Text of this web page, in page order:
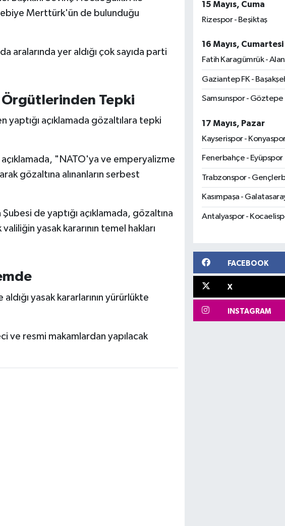
Merttürk'ün de bulunduğu
aralarında yer aldığı çok sayıda parti
Tepki
açıklamada gözaltılara tepki
açıklamada, "NATO'ya ve emperyalizme
gözaltına alınanların serbest
de yaptığı açıklamada, gözaltına
yasak kararının temel hakları
yasak kararlarının yürürlükte
ve resmi makamlardan yapılacak
15 Mayıs, Cuma
Rizespor - Beşiktaş
16 Mayıs, Cumartesi
Fatih Karagümrük -
Gaziantep FK -
Samsunspor - Göztepe
17 Mayıs, Pazar
Kayserispor -
Fenerbahçe - Eyüpspor
Trabzonspor -
Kasımpaşa -
Antalyaspor -
FACEBOOK
X
INSTAGRAM